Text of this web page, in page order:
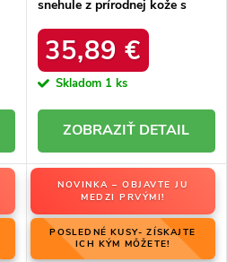
snehule z prírodnej kože s
produktu W5821 COFFEE
35,89 €
Skladom 1 ks
DETAIL
NOVINKA – OBJAVTE JU
MEDZI PRVÝMI!
POSLEDNÉ KUSY- ZÍSKAJTE
ICH KÝM MÔŽETE!